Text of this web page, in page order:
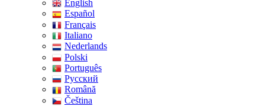
English
Español
Français
Italiano
Nederlands
Polski
Português
Pусский
Română
Čeština